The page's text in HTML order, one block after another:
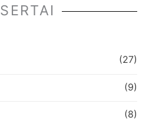
(27)
(9)
(8)